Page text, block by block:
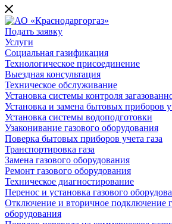
Подать заявку
Услуги
Социальная газификация
Технологическое присоединение
Выездная консультация
Техническое обслуживание
Установка системы контроля
Установка и замена бытовых приборов
Установка системы водоподготовки
Узаконивание газового оборудования
Поверка бытовых приборов учета газа
Транспортировка газа
Замена газового оборудования
Ремонт газового оборудования
Техническое диагностирование
Перенос и установка газового
Отключение и вторичное подключение
оборудования